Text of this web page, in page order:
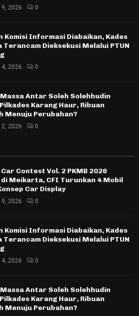
2026 0
Komisi Informasi Diabaikan, Kades
Dieksekusi Melalui PTUN
2026 0
Antar Soleh Solehhudin
Karang Haur, Ribuan
Menuju Perubahan?
2026 0
Contest Vol. 2 PKMB 2026
Meikarta, CFI Turunkan 4 Mobil
Car Display
2026 0
Komisi Informasi Diabaikan, Kades
Dieksekusi Melalui PTUN
2026 0
Antar Soleh Solehhudin
Karang Haur, Ribuan
Menuju Perubahan?